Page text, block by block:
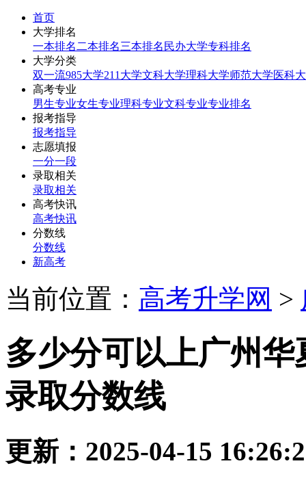
首页
大学排名
一本排名 二本排名三本排名 民办大学专科排名
大学分类
双一流985大学211大学文科大学理科大学师范大学医科
高考专业
男生专业女生专业理科专业文科专业专业排名
报考指导
报考指导
志愿填报
一分一段
录取相关
录取相关
高考快讯
高考快讯
分数线
分数线
新高考
当前位置： 高考升学网 >
多少分可以上广州
录取分数线
更新：2025-04-15